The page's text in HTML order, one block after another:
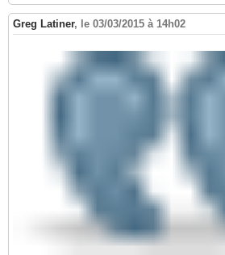
Greg Latiner, le 03/03/2015 à 14h02